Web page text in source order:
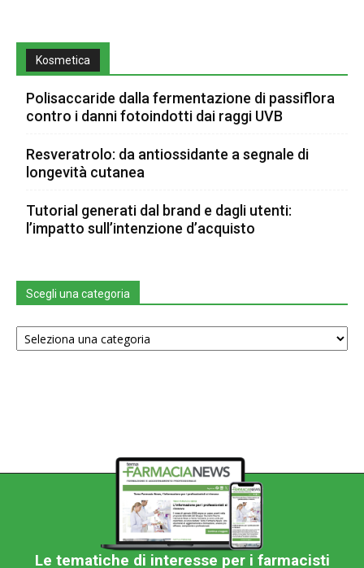
Kosmetica
Polisaccaride dalla fermentazione di passiflora
contro i danni fotoindotti dai raggi UVB
Resveratrolo: da antiossidante a segnale di
longevità cutanea
Tutorial generati dal brand e dagli utenti:
l’impatto sull’intenzione d’acquisto
Scegli una categoria
Scegli
una
Le tematiche di interesse per i farmacisti